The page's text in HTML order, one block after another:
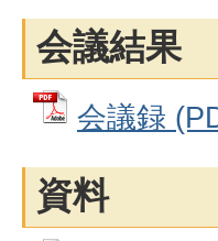
会議結果
会議録
資料